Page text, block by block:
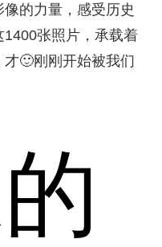
的力量，感受历史
张照片，承载着
🙂刚刚开始被我们